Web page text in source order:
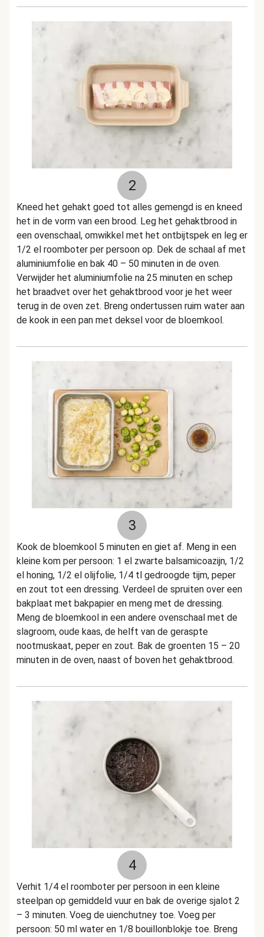
2
Kneed het gehakt goed tot alles gemengd is en kneed
het in de vorm van een brood. Leg het gehaktbrood in
een ovenschaal, omwikkel met het ontbijtspek en leg er
1/2 el roomboter per persoon op. Dek de schaal af met
aluminiumfolie en bak 40 – 50 minuten in de oven.
Verwijder het aluminiumfolie na 25 minuten en schep
het braadvet over het gehaktbrood voor je het weer
terug in de oven zet. Breng ondertussen ruim water aan
de kook in een pan met deksel voor de bloemkool.
3
Kook de bloemkool 5 minuten en giet af. Meng in een
kleine kom per persoon: 1 el zwarte balsamicoazijn, 1/2
el honing, 1/2 el olijfolie, 1/4 tl gedroogde tijm, peper
en zout tot een dressing. Verdeel de spruiten over een
bakplaat met bakpapier en meng met de dressing.
Meng de bloemkool in een andere ovenschaal met de
slagroom, oude kaas, de helft van de geraspte
nootmuskaat, peper en zout. Bak de groenten 15 – 20
minuten in de oven, naast of boven het gehaktbrood.
4
Verhit 1/4 el roomboter per persoon in een kleine
steelpan op gemiddeld vuur en bak de overige sjalot 2
– 3 minuten. Voeg de uienchutney toe. Voeg per
persoon: 50 ml water en 1/8 bouillonblokje toe. Breng